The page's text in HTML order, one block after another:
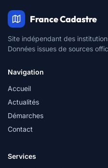
France Cadastre
Site indépendant des
Données issues de sources
Navigation
Accueil
Actualités
Démarches
Contact
Services